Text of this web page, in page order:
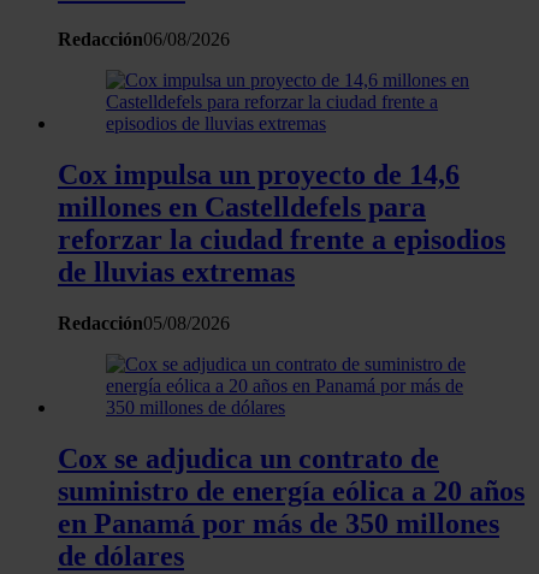
de cookies.
Las cookies de este sitio web se usan para personalizar
el contenido y los anuncios, ofrecer funciones de redes
sociales y analizar el tráfico. Además, compartimos
información sobre el uso que haga del sitio web con
nuestros partners de redes sociales, publicidad y análisis
web, quienes pueden combinarla con otra información
que les haya proporcionado o que hayan recopilado a
Redacción06/08/2026
Cox impulsa un proyecto de 14,6
millones en Castelldefels para
reforzar la ciudad frente a episodios
de lluvias extremas
Redacción05/08/2026
Cox se adjudica un contrato de
suministro de energía eólica a 20 años
en Panamá por más de 350 millones
de dólares